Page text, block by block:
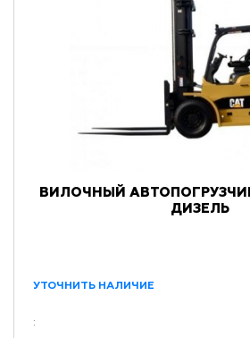
ВИЛОЧНЫЙ АВТОПОГРУЗЧИК
ДИЗЕЛЬ
УТОЧНИТЬ НАЛИЧИЕ
: